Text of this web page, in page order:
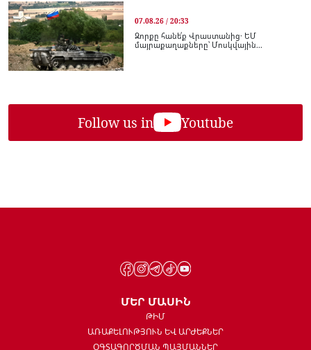
07.08.26 / 20:33
Զորքը հանե՛ք Վրաստանից․ ԵՄ
մայրաքաղաքները՝ Մոսկվային...
Follow us in Youtube
ՄԵՐ ՄԱՍԻՆ
ԹԻՄ
ԱՌԱՔԵԼՈՒԹՅՈՒՆ ԵՎ ԱՐԺԵՔՆԵՐ
ՕԳՏԱԳՈՐԾՄԱՆ ՊԱՅՄԱՆՆԵՐ